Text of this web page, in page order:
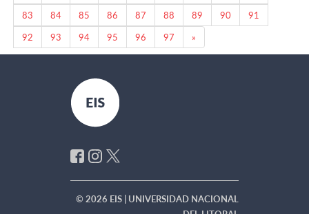
83
84 85 86 87 88 89 90
91
92
93 94 95 96 97 »
© 2026 EIS | UNIVERSIDAD NACIONAL